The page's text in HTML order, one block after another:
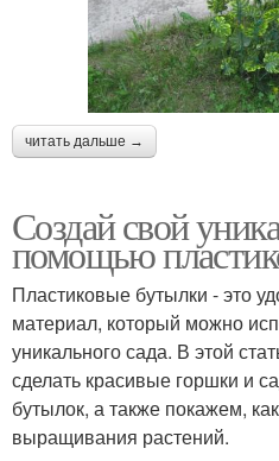
читать дальше →
Создай свой
помощью
Пластиковые бутылки - это
материал, который можно
уникального сада. В этой
сделать красивые горшки и
бутылок, а также покажем,
выращивания растений.